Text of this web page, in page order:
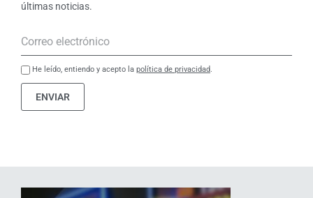
últimas noticias.
He leído, entiendo y acepto la política de privacidad.
ENVIAR